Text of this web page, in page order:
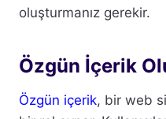
oluşturmanız gerekir.
Özgün İçerik
Özgün içerik, bir web